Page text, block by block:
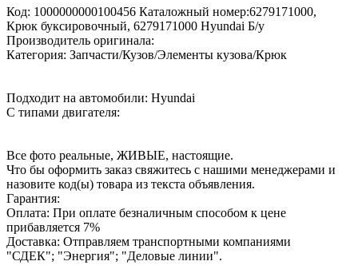
Код: 1000000000100456 Каталожный номер:6279171000,
Крюк буксировочный, 6279171000 Hyundai Б/у
Производитель оригинала:
Категория: Запчасти/Кузов/Элементы кузова/Крюк
Подходит на автомобили: Hyundai
С типами двигателя:
Все фото реальные, ЖИВЫЕ, настоящие.
Что бы оформить заказ свяжитесь с нашими менеджерами и
назовите код(ы) товара из текста объявления.
Гарантия:
Оплата: При оплате безналичным способом к цене
прибавляется 7%
Доставка: Отправляем транспортными компаниями
"СДЕК"; "Энергия"; "Деловые линии".